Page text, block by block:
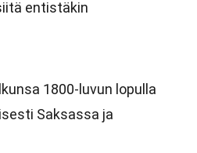
entistäkin
1800-luvun lopulla
Saksassa ja